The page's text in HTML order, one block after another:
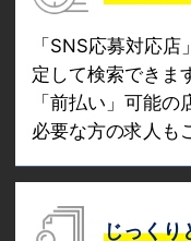
「SNS応募対応
定して検索できま
「前払い」可能
必要な方の求人も
じっくり